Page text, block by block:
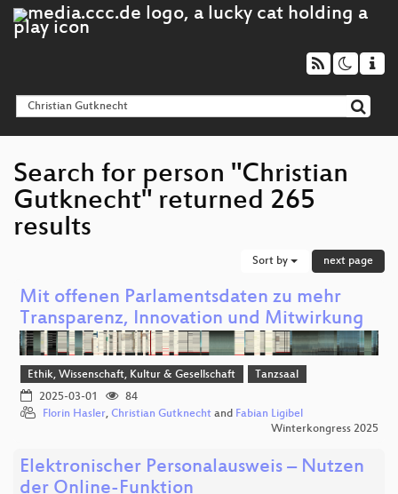
Search for person "Christian
Gutknecht" returned 265
results
Sort by next page
Mit offenen Parlamentsdaten zu mehr
Transparenz, Innovation und Mitwirkung
Ethik, Wissenschaft, Kultur & Gesellschaft
Tanzsaal
2025-03-01
84
Florin Hasler, Christian Gutknecht and Fabian Ligibel
Winterkongress 2025
Elektronischer Personalausweis – Nutzen
der Online‑Funktion